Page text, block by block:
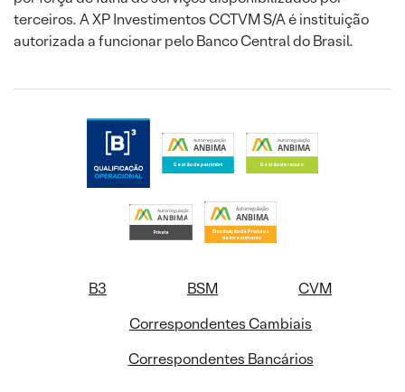
terceiros. A XP Investimentos CCTVM S/A é instituição
autorizada a funcionar pelo Banco Central do Brasil.
B3 BSM
CVM
Correspondentes Cambiais
Correspondentes Bancários